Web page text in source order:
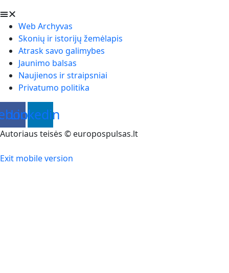
Web Archyvas
Skonių ir istorijų žemėlapis
Atrask savo galimybes
Jaunimo balsas
Naujienos ir straipsniai
Privatumo politika
Linkedin
Autoriaus teisės © europospulsas.lt
Exit mobile version